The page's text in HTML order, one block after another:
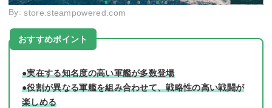
By: store.steampowered.com
おすすめポイント
●実在する知名度の高い軍艦が多数登場
●役割が異なる軍艦を組み合わせて、戦略性の高い戦闘が
楽しめる